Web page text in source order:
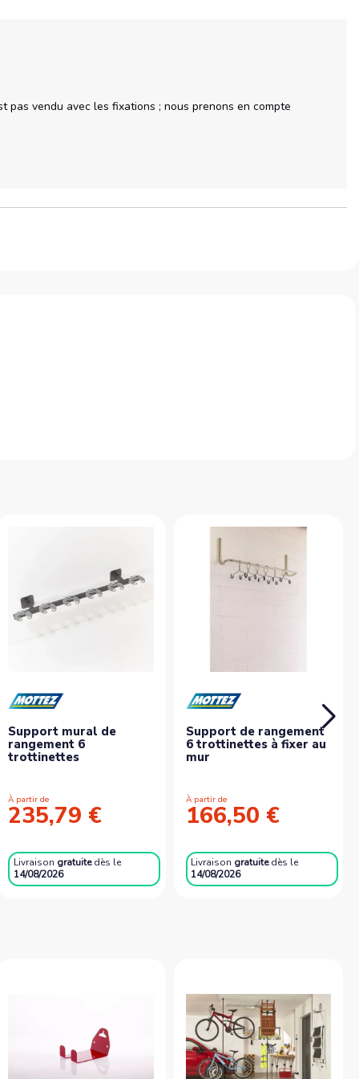
pas vendu avec les fixations ; nous prenons en compte
Support mural de
rangement 6
trottinettes
À partir de
235,79 €
Livraison gratuite dès le
14/08/2026
Support de rangement
6 trottinettes à fixer au
mur
À partir de
166,50 €
Livraison gratuite dès le
14/08/2026